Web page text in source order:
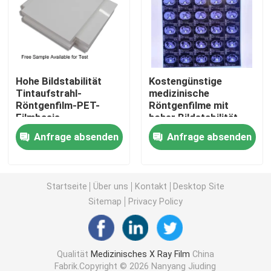
Laser X Ray Film
Medizinischer trockener Film
Strahlnfilm des HAUSTIERES X
Siebdruck-Filme
rc Fotopapier
Wärmeübertragungs-Film
medizinischer thermischer Film
Hohe Bildstabilität
Tintaufstrahl-
Röntgenfilm-PET-
Filmbasis
angemessene Kosten
für medizinische
Bildgebung und
Anfrage absenden
Kostengünstige
medizinische
Röntgenfilme mit
hoher Bildstabilität,
die klare und präzise
medizinische
Diagnosebilder liefern
Anfrage absenden
Startseite Über uns Kontakt
Desktop Site
Sitemap
Privacy Policy
Qualität Medizinisches X Ray Film China
Fabrik.Copyright © 2026 Nanyang Jiuding